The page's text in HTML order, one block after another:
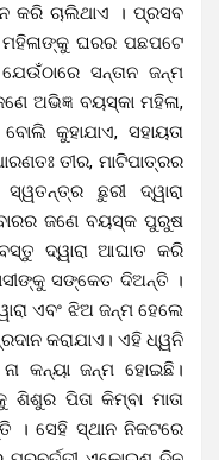
କରି ଚାଲିଥାଏ । ପ୍ରସବ
ମହିଳାଙ୍କୁ ଘରର ପଛପଟେ
ସନ୍ତାନ ଜନ୍ମ
ଅଭିଜ୍ଞ ବୟସ୍କା ମହିଳା,
ବୋଲି କୁହାଯାଏ, ସହାୟତା
ତୀର, ମାଟିପାତ୍ରର
ଛୁରୀ ଦ୍ୱାରା
ଜଣେ ବୟସ୍କ ପୁରୁଷ
ଦ୍ୱାରା ଆଘାତ କରି
ସଙ୍କେତ ଦିଅନ୍ତି ।
ଏବଂ ଝିଅ ଜନ୍ମ ହେଲେ
କରାଯାଏ। ଏହି ଧ୍ୱନି
କନ୍ୟା ଜନ୍ମ ହୋଇଛି।
ଶିଶୁର ପିତା କିମ୍ବା ମାତା
। ସେହି ସ୍ଥାନ ନିକଟରେ